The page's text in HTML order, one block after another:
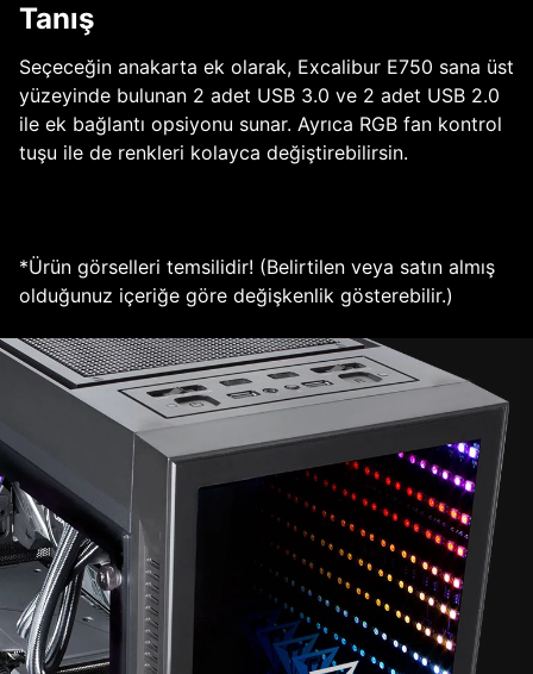
Tanış
Seçeceğin anakarta ek olarak, Excalibur E750 sana üst
yüzeyinde bulunan 2 adet USB 3.0 ve 2 adet USB 2.0
ile ek bağlantı opsiyonu sunar. Ayrıca RGB fan kontrol
tuşu ile de renkleri kolayca değiştirebilirsin.
*Ürün görselleri temsilidir! (Belirtilen veya satın almış
olduğunuz içeriğe göre değişkenlik gösterebilir.)